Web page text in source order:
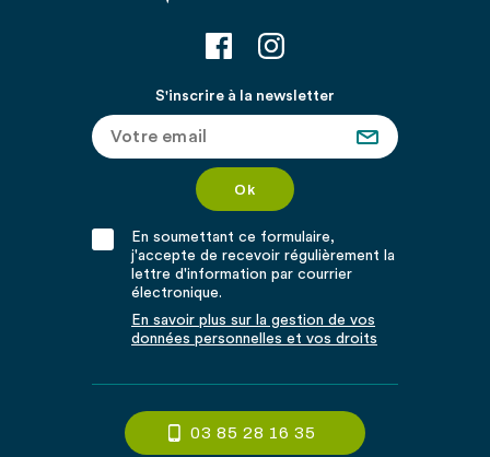
S'inscrire à la newsletter
En soumettant ce formulaire,
j'accepte de recevoir régulièrement la
lettre d'information par courrier
électronique.
En savoir plus sur la gestion de vos
données personnelles et vos droits
03 85 28 16 35